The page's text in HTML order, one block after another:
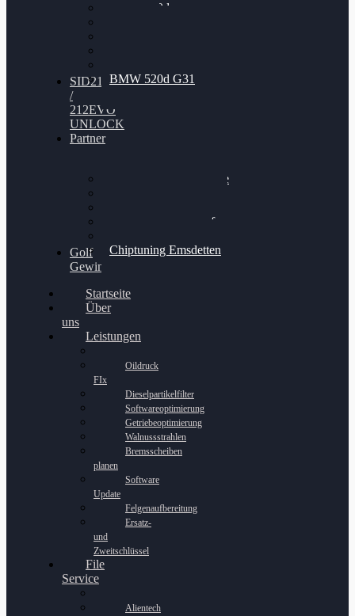
BMW 120d
BMW 520d G31
SID212
/
212EVO
UNLOCK
Partner
Bilgenroth Performance
Chiptuning Schüttorf
Chiptuning Emsdetten
Golf
Gewinnspiel
Startseite
Über
uns
Leistungen
Oildruck
FIx
Dieselpartikelfilter
Softwareoptimierung
Getriebeoptimierung
Walnussstrahlen
Bremsscheiben
planen
Software
Update
Felgenaufbereitung
Ersatz-
und
Zweitschlüssel
File
Service
Alientech